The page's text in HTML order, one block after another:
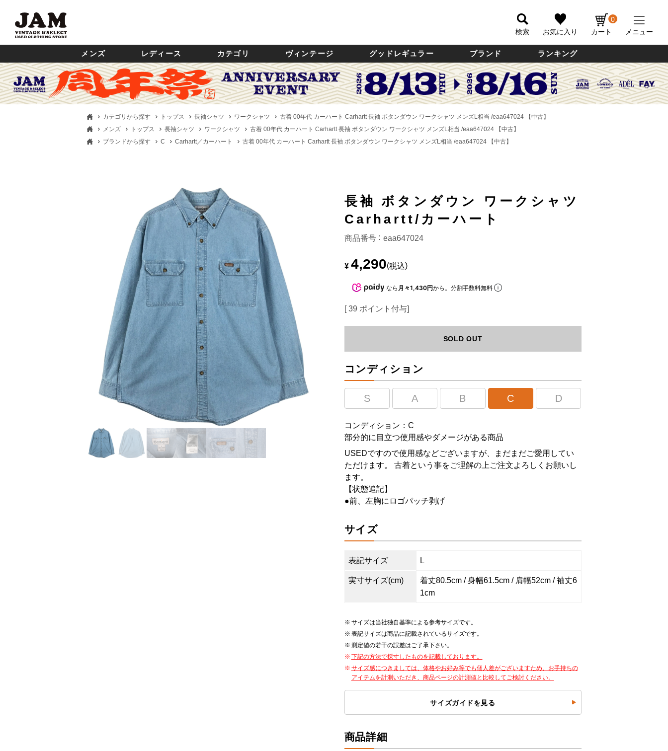
検索 お気に入り カート
0
メニュー
メンズ レディース カテゴリ ヴィンテージ グッドレギュラー ブランド ランキング
カテゴリから探す トップス 長袖シャツ ワークシャツ
古着 00年代 カーハート Carhartt 長袖 ボタンダウン ワークシャツ メンズL相当 /eaa647024 【中古】
メンズ
トップス 長袖シャツ ワークシャツ
古着 00年代 カーハート Carhartt 長袖 ボタンダウン ワークシャツ メンズL相当 /eaa647024 【中古】
ブランドから探す
C Carhartt／カーハート 古着 00年代 カーハート Carhartt 長袖 ボタンダウン ワークシャツ メンズL相当 /eaa647024 【中古】
長袖 ボタンダウン ワークシャツ
Carhartt/カーハート
商品番号 eaa647024
¥ 4,290 税込
なら 月々1,430円から。分割手数料無料
[ 39 ポイント付与]
SOLD OUT
コンディション
S A B C D
コンディション：C
部分的に目立つ使用感やダメージがある商品
USEDですので使用感などございますが、まだまだご愛用してい
ただけます。 古着という事をご理解の上ご注文よろしくお願いし
ます。
【状態追記】
●前、左胸にロゴパッチ剥げ
サイズ
表記サイズ L
実寸サイズ(cm)
着丈80.5cm / 身幅61.5cm / 肩幅52cm / 袖丈6
1cm
サイズは当社独自基準による参考サイズです。
表記サイズは商品に記載されているサイズです。
測定値の若干の誤差はご了承下さい。
下記の方法で採寸したものを記載しております。
サイズ感につきましては、体格やお好み等でも個人差がございますため、お手持ちの
アイテムを計測いただき、商品ページの計測値と比較してご検討ください。
サイズガイドを見る
商品詳細